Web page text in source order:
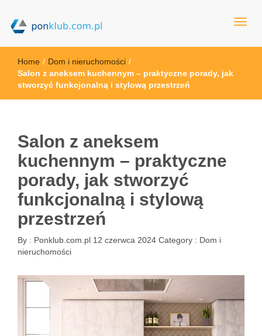
ponklub.com.pl
Home / Dom i nieruchomości /
Salon z aneksem kuchennym – praktyczne porady, jak
stworzyć funkcjonalną i stylową przestrzeń
Salon z aneksem
kuchennym – praktyczne
porady, jak stworzyć
funkcjonalną i stylową
przestrzeń
By : Ponklub.com.pl 12 czerwca 2024 Category : Dom i
nieruchomości